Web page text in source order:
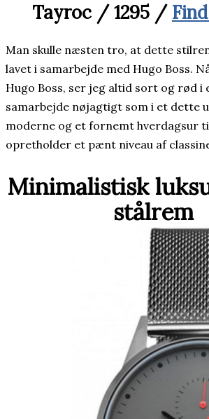
Tayroc / 1295 /
Man skulle næsten tro, at dette
lavet i samarbejde med Hugo Boss.
Hugo Boss, ser jeg altid sort og rød i
samarbejde nøjagtigt som i et dette
moderne og et fornemt hverdagsur
opretholder et pænt niveau af
Minimalistisk
stålrem